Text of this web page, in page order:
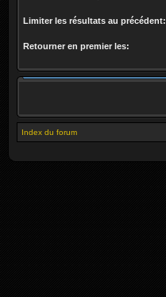
Limiter les résultats au précédent:
Retourner en premier les:
Index du forum